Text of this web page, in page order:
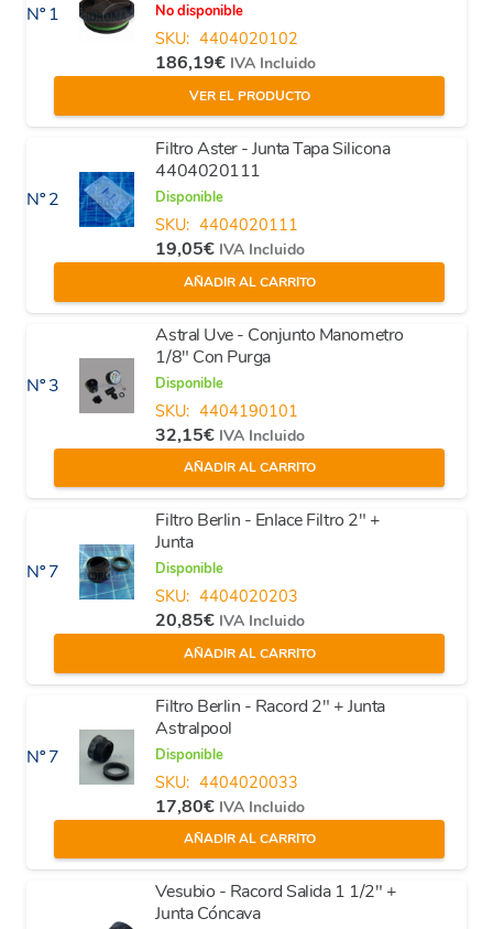
Nº 1 No disponible
SKU: 4404020102
186,19€ IVA Incluido
VER EL PRODUCTO
Nº 2
Filtro Aster - Junta Tapa Silicona
4404020111
Disponible
SKU: 4404020111
19,05€ IVA Incluido
AÑADIR AL CARRITO
Nº 3
Astral Uve - Conjunto Manometro
1/8" Con Purga
Disponible
SKU: 4404190101
32,15€ IVA Incluido
AÑADIR AL CARRITO
Nº 7
Filtro Berlin - Enlace Filtro 2" +
Junta
Disponible
SKU: 4404020203
20,85€ IVA Incluido
AÑADIR AL CARRITO
Nº 7
Filtro Berlin - Racord 2" + Junta
Astralpool
Disponible
SKU: 4404020033
17,80€ IVA Incluido
AÑADIR AL CARRITO
Vesubio - Racord Salida 1 1/2" +
Junta Cóncava